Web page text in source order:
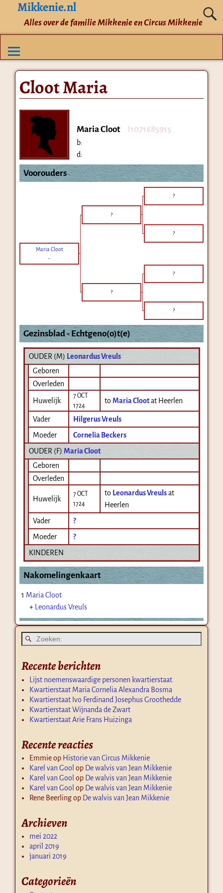
Mikkenie.nl
Alles over de familie Mikkenie en Circus Mikkenie
Cloot Maria
Maria Cloot I1071685915
b:
d:
Voorouders
?
?
?
Maria Cloot
-
?
?
?
Gezinsblad - Echtgeno(o)t(e)
OUDER (M) Leonardus Vreuls
Geboren
Overleden
Huwelijk
7 OCT
1724
toMaria Cloot at Heerlen
Vader
Hilgerus Vreuls
Moeder
Cornelia Beckers
OUDER (F) Maria Cloot
Geboren
Overleden
Huwelijk
7 OCT
1724
to Leonardus Vreuls at
Heerlen
Vader
?
Moeder
?
KINDEREN
Nakomelingenkaart
1 Maria Cloot
+ Leonardus Vreuls
Recente berichten
Lijst noemenswaardige personen kwartierstaat
Kwartierstaat Maria Cornelia Alexandra Bosma
Kwartierstaat Ivo Ferdinand Josephus Groothedde
Kwartierstaat Wijnanda de Zwart
Kwartierstaat Arie Frans Huizinga
Recente reacties
Emmieop Historie van Circus Mikkenie
Karel van Gool op De walvis van Jean Mikkenie
Karel van Gool op De walvis van Jean Mikkenie
Karel van Gool op De walvis van Jean Mikkenie
Rene Beerlingop De walvis van Jean Mikkenie
Archieven
mei 2022
april 2019
januari 2019
Categorieën